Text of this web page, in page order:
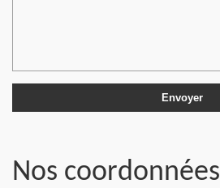
Nos coordonnées